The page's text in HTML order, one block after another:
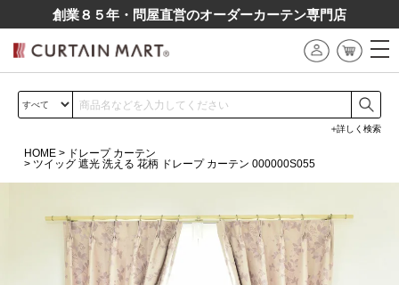
創業８５年・問屋直営のオーダーカーテン専⾨店
詳しく検索
HOME
ドレープ カーテン
ツイッグ 遮光 洗える 花柄 ドレープ カーテン 000000S055